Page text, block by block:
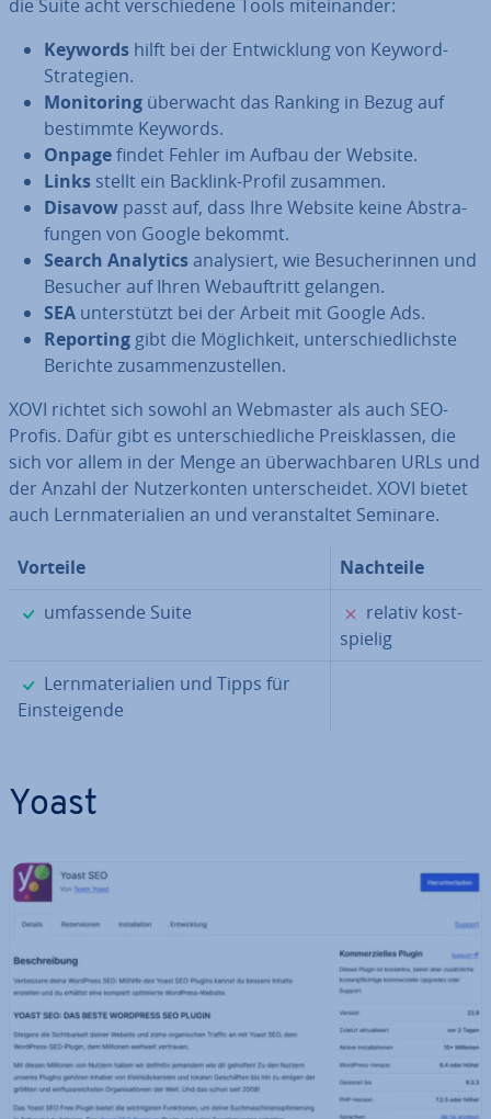
die Suite acht ver­schie­de­ne Tools mit­ein­an­der:
Keywords hilft bei der Ent­wick­lung von Keyword-
Stra­te­gien.
Mo­ni­to­ring überwacht das Ranking in Bezug auf
bestimmte Keywords.
Onpagefindet Fehler im Aufbau der Website.
Links stellt ein Backlink-Profil zusammen.
Disavow passt auf, dass Ihre Website keine Ab­stra­
fun­gen von Google bekommt.
Search Analyticsana­ly­siert, wie Be­su­che­rin­nen und
Besucher auf Ihren Web­auf­tritt gelangen.
SEA un­ter­stützt bei der Arbeit mit Google Ads.
Reporting gibt die Mög­lich­keit, un­ter­schied­lichs­te
Berichte zu­sam­men­zu­stel­len.
XOVI richtet sich sowohl an Webmaster als auch SEO-
Profis. Dafür gibt es un­ter­schied­li­che Preis­klas­sen, die
sich vor allem in der Menge an über­wach­ba­ren URLs und
der Anzahl der Nut­zer­kon­ten un­ter­schei­det. XOVI bietet
auch Lern­ma­te­ria­li­en an und ver­an­stal­tet Seminare.
Vorteile
Nachteile
✓
um­fas­sen­de Suite ✗
relativ kost­
spie­lig
✓Lern­ma­te­ria­li­en und Tipps für
Ein­stei­gen­de
Yoast